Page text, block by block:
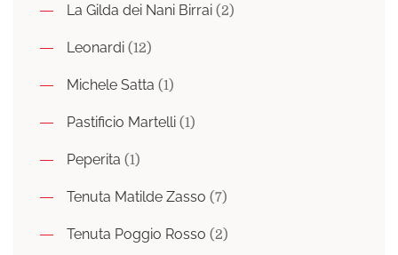
La Gilda dei Nani Birrai (2)
Leonardi (12)
Michele Satta (1)
Pastificio Martelli (1)
Peperita (1)
Tenuta Matilde Zasso (7)
Tenuta Poggio Rosso (2)